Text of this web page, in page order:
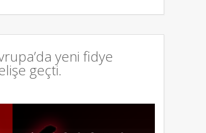
yeni fidye
geçti.